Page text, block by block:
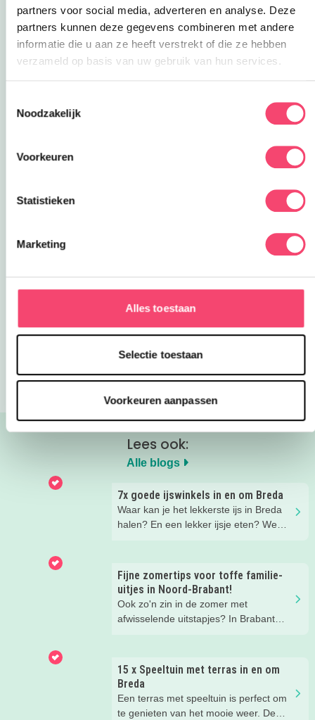
partners voor social media, adverteren en analyse. Deze
partners kunnen deze gegevens combineren met andere
informatie die u aan ze heeft verstrekt of die ze hebben
verzameld op basis van uw gebruik van hun services.
Noodzakelijk
Voorkeuren
Statistieken
Marketing
Alles toestaan
Selectie toestaan
Voorkeuren aanpassen
Het is zo simpel! Krijt naar eigen inzicht en wens
op een harde ondergrond een dartbord en
probeer door het gooien met de waterballonnen
het hoogst aantal punten te behalen! Nog zo’n
laat degene vooraan een bekertje volscheppen
en geef het door naar achteren. Heel benieuwd
en verkoeling gegarandeerd!
of HEMA!
Check onze tips hier.
Veel plezier!
Deel via WhatsApp
Waterspelletjes voor een warme dag!
Lees ook:
Alle blogs
7x goede ijswinkels in en om Breda
Waar kan je het lekkerste ijs in Breda
halen? En een lekker ijsje eten? We
kunt scoren voor je op een rijtje gezet.
Fijne zomertips voor toffe familie-
uitjes in Noord-Brabant!
Ook zo'n zin in de zomer met
afwisselende uitstapjes? In Brabant
natuur, ga voor een actief uitje, een
verrassende museum of ontdek de
gezellige steden. Wij verzamelden hele
toffe tips voor je.
15 x Speeltuin met terras in en om
Breda
Een terras met speeltuin is perfect om
te genieten van het mooie weer. De